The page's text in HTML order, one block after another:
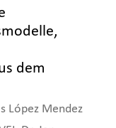
dem
López Mendez